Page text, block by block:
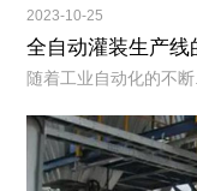
2023-10-25
全自动灌装生产线
随着工业自动化的不断